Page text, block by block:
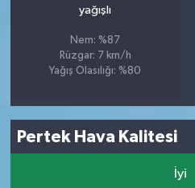
yağışlı
Nem: %87
Rüzgar: 7 km/h
Yağış Olasılığı: %80
Pertek Hava Kalitesi
İyi